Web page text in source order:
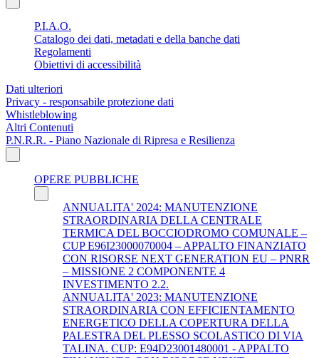
P.I.A.O.
Catalogo dei dati, metadati e della banche dati
Regolamenti
Obiettivi di accessibilità
Dati ulteriori
Privacy - responsabile protezione dati
Whistleblowing
Altri Contenuti
P.N.R.R. - Piano Nazionale di Ripresa e Resilienza
OPERE PUBBLICHE
ANNUALITA' 2024: MANUTENZIONE
STRAORDINARIA DELLA CENTRALE
TERMICA DEL BOCCIODROMO COMUNALE –
CUP E96I23000070004 – APPALTO FINANZIATO
CON RISORSE NEXT GENERATION EU – PNRR
– MISSIONE 2 COMPONENTE 4
INVESTIMENTO 2.2.
ANNUALITA' 2023: MANUTENZIONE
STRAORDINARIA CON EFFICIENTAMENTO
ENERGETICO DELLA COPERTURA DELLA
PALESTRA DEL PLESSO SCOLASTICO DI VIA
TALINA. CUP: E94D23001480001 - APPALTO